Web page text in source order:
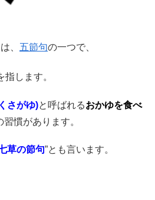
、 五節句の一つで、
指します。
さがゆ)と呼ばれるおかゆを食べ
慣があります。
草の節句”とも言います。